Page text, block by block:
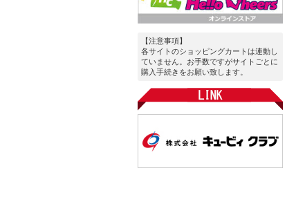
【注意事項】
各サイトのショッピングカートは連動し
ていません。お手数ですがサイトごとに
購入手続きをお願い致します。